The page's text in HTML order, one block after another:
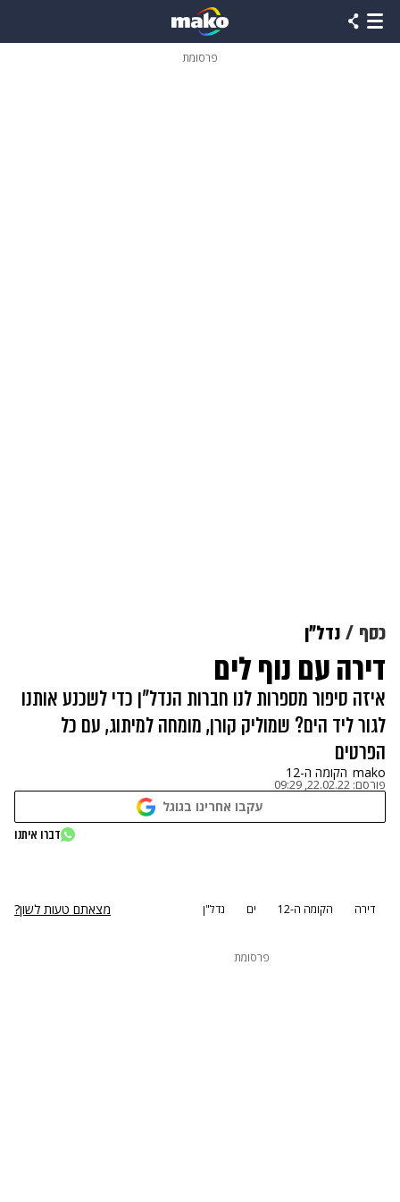
פרסומת
כסף נדל"ן
דירה עם נוף לים
איזה סיפור מספרות לנו חברות הנדל"ן כדי לשכנע אותנו
לגור ליד הים? שמוליק קורן, מומחה למיתוג, עם כל
הפרטים
mako הקומה ה-12
פורסם: 22.02.22, 09:29
עקבו אחרינו בגוגל
נתקלנו בבעיה
דברו איתנו
דירה הקומה ה-12 ים נדל"ן מצאתם טעות לשון?
פרסומת